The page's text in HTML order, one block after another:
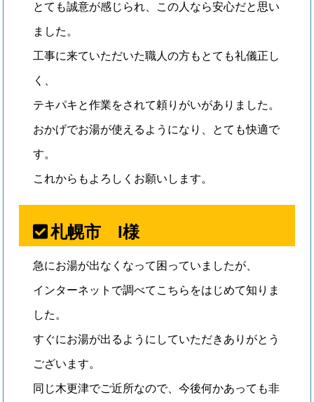
とても誠意が感じられ、この人なら安心だと思い
ました。
工事に来ていただいた職人の方もとても礼儀正し
く、
テキパキと作業をされて頼りがいがありました。
おかげでお湯が使えるようになり、とても快適で
す。
これからもよろしくお願いします。
札幌市 I様
急にお湯が出なくなって困っていましたが、
インターネットで調べてこちらをはじめて知りま
した。
すぐにお湯が出るようにしていただきありがとう
ございます。
同じ木更津でご近所なので、今後何かあっても非